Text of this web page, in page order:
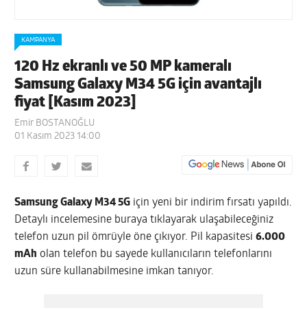
KAMPANYA
120 Hz ekranlı ve 50 MP kameralı
Samsung Galaxy M34 5G için avantajlı
fiyat [Kasım 2023]
Emir BOSTANOĞLU
01 Kasım 2023 14:00
Samsung Galaxy M34 5G için yeni bir indirim fırsatı yapıldı.
Detaylı incelemesine buraya tıklayarak ulaşabileceğiniz
telefon uzun pil ömrüyle öne çıkıyor. Pil kapasitesi6.000
mAh olan telefon bu sayede kullanıcıların telefonlarını
uzun süre kullanabilmesine imkan tanıyor.